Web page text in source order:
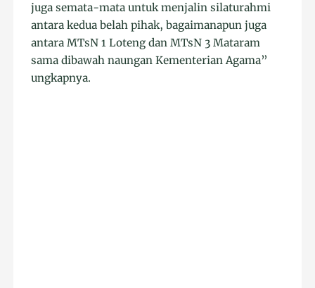
juga semata-mata untuk menjalin silaturahmi
antara kedua belah pihak, bagaimanapun juga
antara MTsN 1 Loteng dan MTsN 3 Mataram
sama dibawah naungan Kementerian Agama”
ungkapnya.